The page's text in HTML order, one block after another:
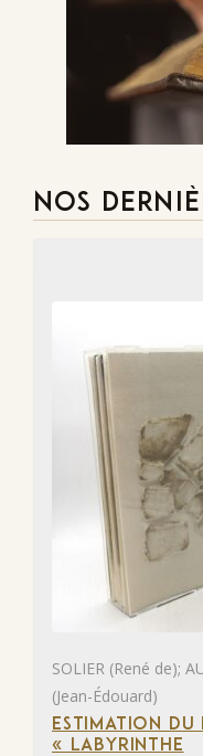
NOS
SOLIER (René de);
(Jean-Édouard)
ESTIMATION DU
« LABYRINTHE